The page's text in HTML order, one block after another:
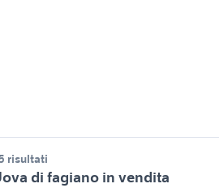
risultati
di fagiano in vendita